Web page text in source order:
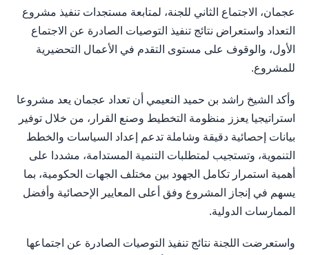
عجمان، الاجتماع الثاني للجنة، لمتابعة مستجدات تنفيذ مشروع
التعداد واستعراض نتائج تنفيذ التوصيات الصادرة عن الاجتماع
الأول، والوقوف على مستوى التقدم في الأعمال التحضيرية
للمشروع.
وأكد الشيخ راشد بن حميد النعيمي أن تعداد عجمان يعد مشروعا
استراتيجيا يعزز منظومة التخطيط وصنع القرار، من خلال توفير
بيانات إحصائية دقيقة وشاملة تدعم إعداد السياسات والخطط
التنموية، وتستجيب لمتطلبات التنمية المستدامة، مشددا على
أهمية استمرار تكامل الجهود بين مختلف الجهات الحكومية، بما
يسهم في إنجاز المشروع وفق أعلى المعايير الإحصائية وأفضل
الممارسات الدولية.
واستعرضت اللجنة نتائج تنفيذ التوصيات الصادرة عن اجتماعها